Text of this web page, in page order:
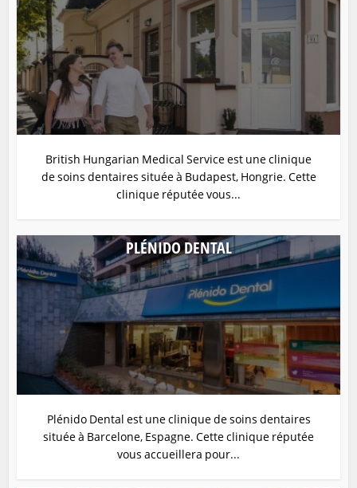
British Hungarian Medical Service est une clinique
de soins dentaires située à Budapest, Hongrie. Cette
clinique réputée vous...
PLÉNIDO DENTAL
Plénido Dental est une clinique de soins dentaires
située à Barcelone, Espagne. Cette clinique réputée
vous accueillera pour...